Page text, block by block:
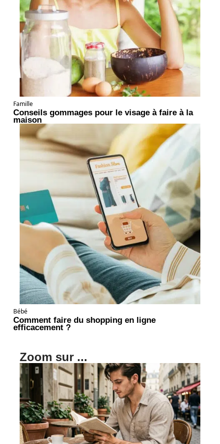
Famille
Conseils gommages pour le visage à faire à la
maison
Bébé
Comment faire du shopping en ligne
efficacement ?
Zoom sur ...